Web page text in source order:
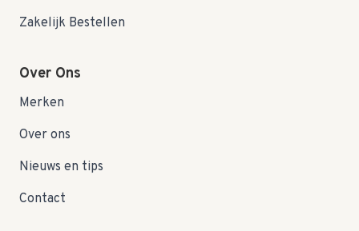
Zakelijk Bestellen
Over Ons
Merken
Over ons
Nieuws en tips
Contact